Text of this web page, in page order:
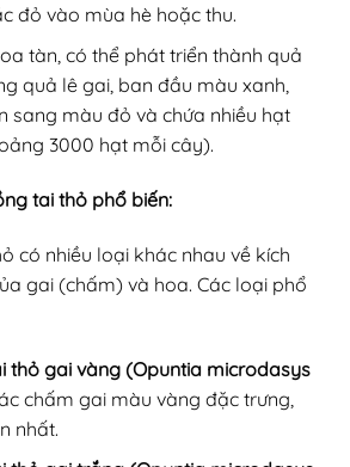
đỏ vào mùa hè hoặc thu.
tàn, có thể phát triển thành quả
quả lê gai, ban đầu màu xanh,
sang màu đỏ và chứa nhiều hạt
3000 hạt mỗi cây).
tai thỏ phổ biến:
có nhiều loại khác nhau về kích
gai (chấm) và hoa. Các loại phổ
thỏ gai vàng (Opuntia microdasys
chấm gai màu vàng đặc trưng,
nhất.